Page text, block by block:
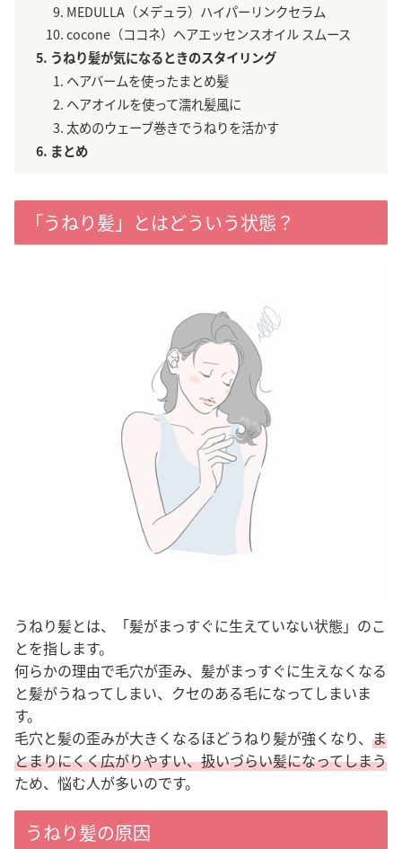
MEDULLA（メデュラ）ハイパーリンクセラム
cocone（ココネ）ヘアエッセンスオイル スムース
うねり髪が気になるときのスタイリング
ヘアバームを使ったまとめ髪
ヘアオイルを使って濡れ髪風に
太めのウェーブ巻きでうねりを活かす
まとめ
「うねり髪」とはどういう状態？
うねり髪とは、「髪がまっすぐに生えていない状態」のこ
とを指します。
何らかの理由で毛穴が歪み、髪がまっすぐに生えなくなる
と髪がうねってしまい、クセのある毛になってしまいま
す。
毛穴と髪の歪みが大きくなるほどうねり髪が強くなり、 ま
とまりにくく広がりやすい、扱いづらい髪になってしまう
ため、悩む人が多いのです。
うねり髪の原因